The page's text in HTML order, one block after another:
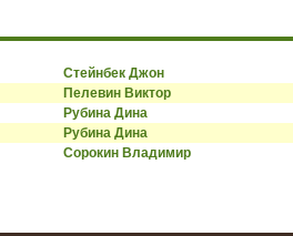
Стейнбек Джон
Пелевин Виктор
Рубина Дина
Рубина Дина
Сорокин Владимир